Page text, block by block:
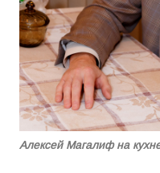
Алексей Магалиф на